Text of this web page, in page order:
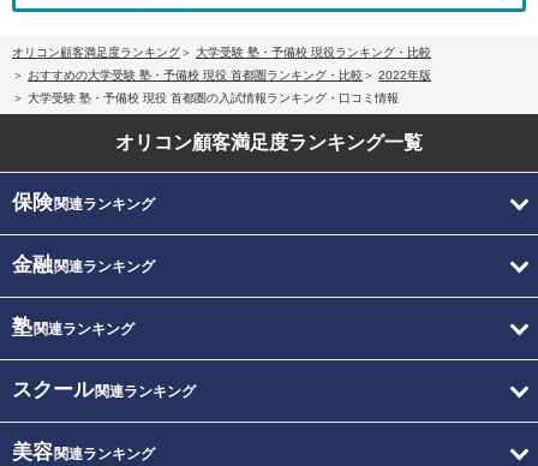
オリコン顧客満足度ランキング
大学受験 塾・予備校 現役ランキング・比較
おすすめの大学受験 塾・予備校 現役 首都圏ランキング・比較
2022年版
大学受験 塾・予備校 現役 首都圏の入試情報ランキング・口コミ情報
オリコン顧客満足度ランキング一覧
保険関連ランキング
金融関連ランキング
塾関連ランキング
スクール関連ランキング
美容関連ランキング